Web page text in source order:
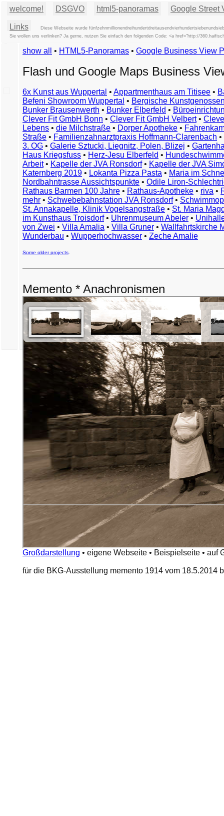
welcome! DSGVO html5-panoramas Google Street
Links
Diese Webseite wurde
Sie wollen uns verlinken? Ja gerne, nutzen Sie einfach den folgenden Code: <a href="http://
show all • HTML5-Panoramas • Google Business View
Flash und Google Maps Business
6x Kunst aus Wuppertal • Appartmenthaus am Titisee •
Befeni Showroom Wuppertal • Bergische
Bunker Brausenwerth • Bunker Elberfeld •
Clever Fit GmbH Bonn • Clever Fit GmbH Velbert•
Lebens • die Milchstraße • Dorper Apotheke •
Straße • Familienzahnarztpraxis Hoffmann-Clarenbach •
3. OG • Galerie Sztucki, Liegnitz, Polen, Blizej •
Haus Kriegsfuss • Herz-Jesu Elberfeld •
Arbeit• Kapelle der JVA Ronsdorf• Kapelle der JVA
Katernberg 2019 • Lokanta Pizza Pasta • Maria im
Nordbahntrasse Aussichtspunkte • Odile Liron-
Rathaus Barmen 100 Jahre • Rathaus-Apotheke • riva •
mehr • Schwebebahnstation JVA Ronsdorf•
St. Annakapelle, Klinik Vogelsangstraße • St. Maria
im Kunsthaus Troisdorf• Uhrenmuseum Abeler •
von Zwei • Villa Amalia • Villa Gruner • Wallfahrtskirche
Wunderbau • Wupperhochwasser • Zeche Amalie
Some older projects
Memento * Anachronismen
Großdarstellung • eigene Webseite • Beispielseite • auf
für die BKG-Ausstellung memento 1914 vom 18.5.2014